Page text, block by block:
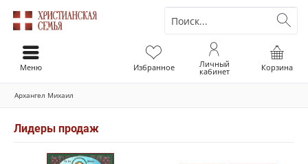
Корзина
Избранное Личный
кабинет
Меню
Архангел Михаил
Лидеры продаж